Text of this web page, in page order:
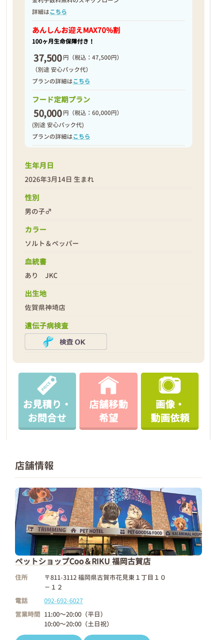
❮
詳細はこちら
あんしんお迎えMAX70%割
100ヶ月生命保障付き！
37,500 円 （税込：47,500円）
（別途 安心パック代）
プランの詳細はこちら
フード定期プラン
50,000 円 （税込：60,000円）
(別途 安心パック代)
プランの詳細はこちら
生年月日
2026年3月14日 生まれ
性別
男の子♂
カラー
ソルト＆ペッパー
血統書
あり JKC
出生地
佐賀県神埼店
遺伝子病検査
お見積り・
お問合せ
店舗移動
希望
画像・
動画依頼
店舗情報
ペットショップCoo＆RIKU 福岡古賀店
住所
〒811-3112 福岡県古賀市花見東１丁目１０
－１２
電話
092-692-6027
営業時間 11:00～20:00（平日）
10:00～20:00（土日祝）